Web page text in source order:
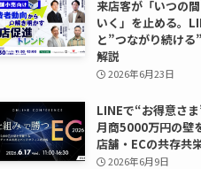
来店客が「いつの
いく」を止める。
と”つながり続ける
解説
2026年6月23日
LINEで“お得意さ
月商5000万円の壁
店舗・ECの共存共
2026年6月9日